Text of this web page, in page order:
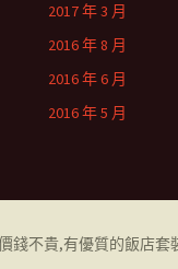
2017 年 3 月
2016 年 8 月
2016 年 6 月
2016 年 5 月
錢不貴,有優質的飯店套